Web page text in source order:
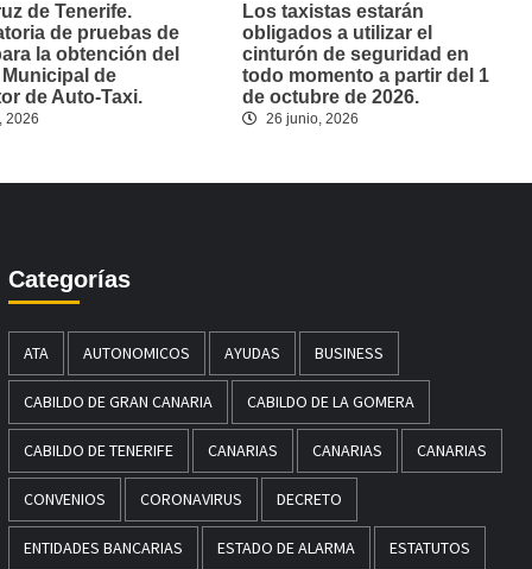
de Tenerife.
de pruebas de
la obtención del
de
de Auto-Taxi.
2026
Los taxistas estarán
obligados a utilizar el
cinturón de seguridad en
todo momento a partir del 1
de octubre de 2026.
26 junio, 2026
Categorías
ATA AUTONOMICOS AYUDAS BUSINESS
CABILDO DE GRAN CANARIA CABILDO DE LA GOMERA
CABILDO DE TENERIFE CANARIAS CANARIAS CANARIAS
CONVENIOS CORONAVIRUS DECRETO
ENTIDADES BANCARIAS ESTADO DE ALARMA ESTATUTOS